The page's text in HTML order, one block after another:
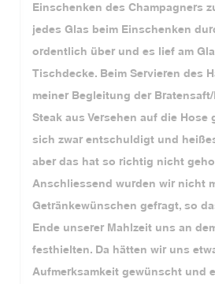
Einschenken des Champagners
jedes Glas beim Einschenken
ordentlich über und es lief am
Tischdecke. Beim Servieren des
meiner Begleitung der
Steak aus Versehen auf die Hose
sich zwar entschuldigt und
aber das hat so richtig nicht
Anschliessend wurden wir nicht
Getränkewünschen gefragt, so
Ende unserer Mahlzeit uns an
festhielten. Da hätten wir uns
Aufmerksamkeit gewünscht und